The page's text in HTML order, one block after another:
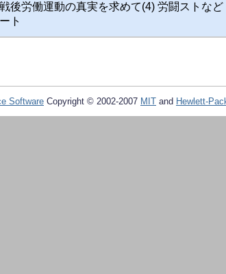
戦後労働運動の真実を求めて(4) 労闘ストな
ート
Software Copyright © 2002-2007 MIT and Hewlett-